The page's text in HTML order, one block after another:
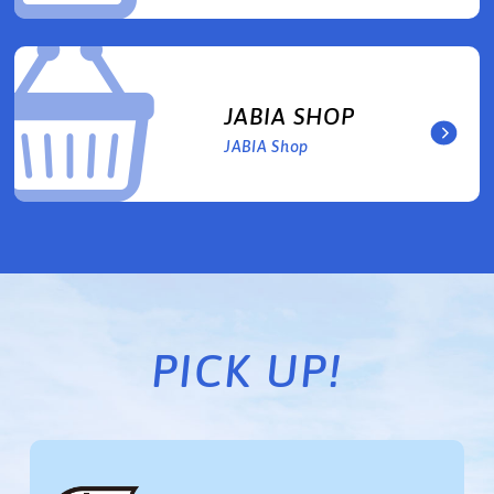
JABIA SHOP
JABIA Shop
PICK UP!